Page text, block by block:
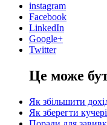
instagram
Facebook
LinkedIn
Google+
Twitter
Це може
Як збільшити
Як зберегти